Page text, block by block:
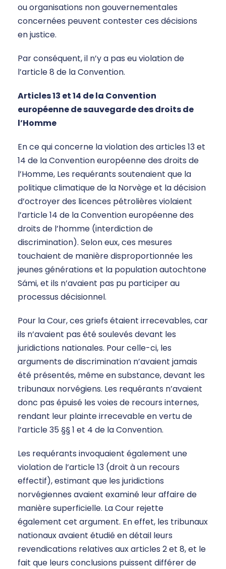
ou organisations non gouvernementales
concernées peuvent contester ces décisions
en justice.
Par conséquent, il n’y a pas eu violation de
l’article 8 de la Convention.
Articles 13 et 14 de la Convention
européenne de sauvegarde des droits de
l’Homme
En ce qui concerne la violation des articles 13 et
14 de la Convention européenne des droits de
l’Homme, Les requérants soutenaient que la
politique climatique de la Norvège et la décision
d’octroyer des licences pétrolières violaient
l’article 14 de la Convention européenne des
droits de l’homme (interdiction de
discrimination). Selon eux, ces mesures
touchaient de manière disproportionnée les
jeunes générations et la population autochtone
Sámi, et ils n’avaient pas pu participer au
processus décisionnel.
Pour la Cour, ces griefs étaient irrecevables, car
ils n’avaient pas été soulevés devant les
juridictions nationales. Pour celle-ci, les
arguments de discrimination n’avaient jamais
été présentés, même en substance, devant les
tribunaux norvégiens. Les requérants n’avaient
donc pas épuisé les voies de recours internes,
rendant leur plainte irrecevable en vertu de
l’article 35 §§ 1 et 4 de la Convention.
Les requérants invoquaient également une
violation de l’article 13 (droit à un recours
effectif), estimant que les juridictions
norvégiennes avaient examiné leur affaire de
manière superficielle. La Cour rejette
également cet argument. En effet, les tribunaux
nationaux avaient étudié en détail leurs
revendications relatives aux articles 2 et 8, et le
fait que leurs conclusions puissent différer de